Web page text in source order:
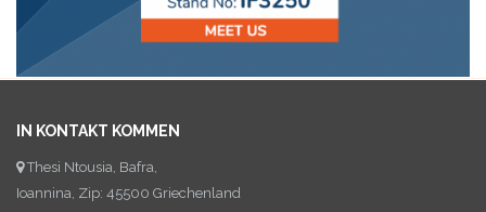
IN KONTAKT KOMMEN
Thesi Ntousia, Bafra,
Ioannina, Zip: 45500 Griechenland